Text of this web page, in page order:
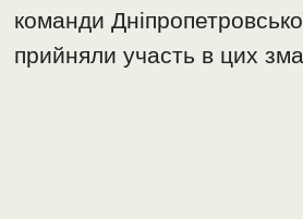
команди
прийняли участь в цих